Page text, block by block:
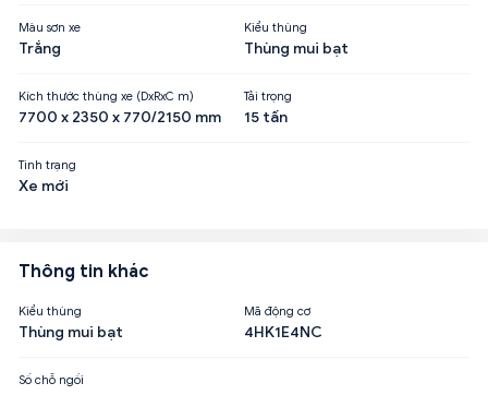
Màu sơn xe
Trắng
Kiểu thùng
Thùng mui bạt
Kích thước thùng xe (DxRxC m)
7700 x 2350 x 770/2150 mm
Tải trọng
15 tấn
Tình trạng
Xe mới
Thông tin khác
Kiểu thùng
Thùng mui bạt
Mã động cơ
4HK1E4NC
Số chỗ ngồi